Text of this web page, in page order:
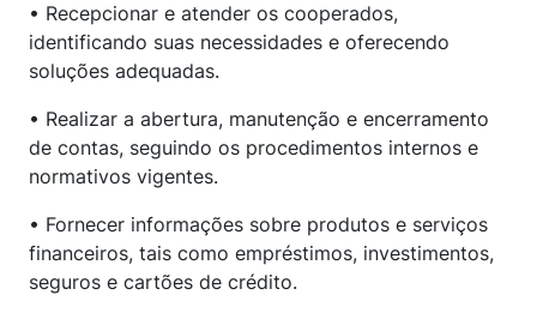
• Recepcionar e atender os cooperados,
identificando suas necessidades e oferecendo
soluções adequadas.
• Realizar a abertura, manutenção e encerramento
de contas, seguindo os procedimentos internos e
normativos vigentes.
• Fornecer informações sobre produtos e serviços
financeiros, tais como empréstimos, investimentos,
seguros e cartões de crédito.